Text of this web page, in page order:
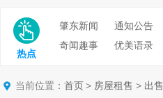
肇东新闻 通知公告
奇闻趣事
优美语录
热点
当前位置： 首页 > 房屋租售 > 出售